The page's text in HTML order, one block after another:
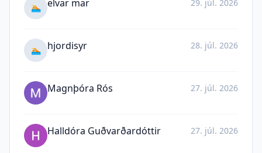
🏊 elvar mar 29. júl. 2026
🏊 hjordisyr 28. júl. 2026
Magnþóra Rós 27. júl. 2026
Halldóra Guðvarðardóttir 27. júl. 2026